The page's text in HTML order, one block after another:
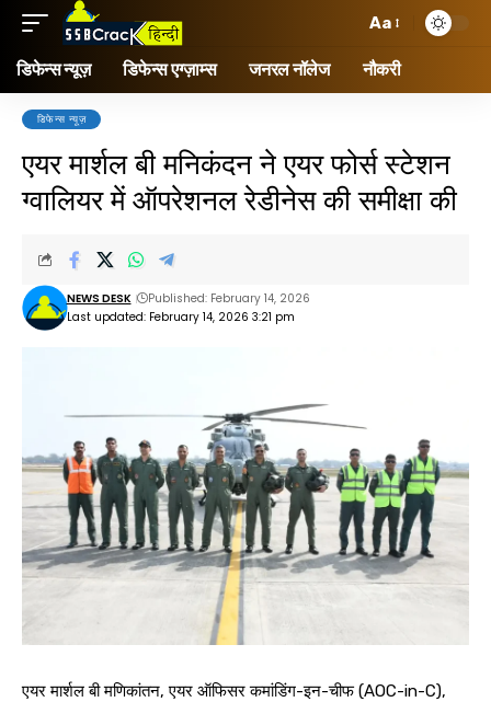
Aa
डिफेन्स न्यूज़ डिफेन्स एग्ज़ाम्स जनरल नॉलेज नौकरी
डिफेन्स न्यूज़
एयर मार्शल बी मनिकंदन ने एयर फोर्स स्टेशन
ग्वालियर में ऑपरेशनल रेडीनेस की समीक्षा की
Last updated: February 14, 2026 3:21 pm
NEWS DESK Published: February 14, 2026
एयर मार्शल बी मणिकांतन, एयर ऑफिसर कमांडिंग-इन-चीफ (AOC-in-C),